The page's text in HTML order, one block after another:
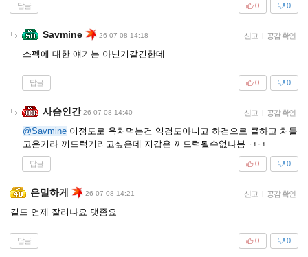
답글 0
0
Savmine 26-07-08 14:18 신고 | 공감 확인
스펙에 대한 얘기는 아닌거같긴한데
답글 0
0
사슴인간 26-07-08 14:40 신고 | 공감 확인
@Savmine 이정도로 욕처먹는건 익검도아니고 하검으로 클하고 처들
고온거라 꺼드럭거리고싶은데 지갑은 꺼드럭될수없나봄 ㅋㅋ
답글 0
0
은밀하게 26-07-08 14:21 신고 | 공감 확인
길드 언제 잘리나요 댓좀요
답글 0
0